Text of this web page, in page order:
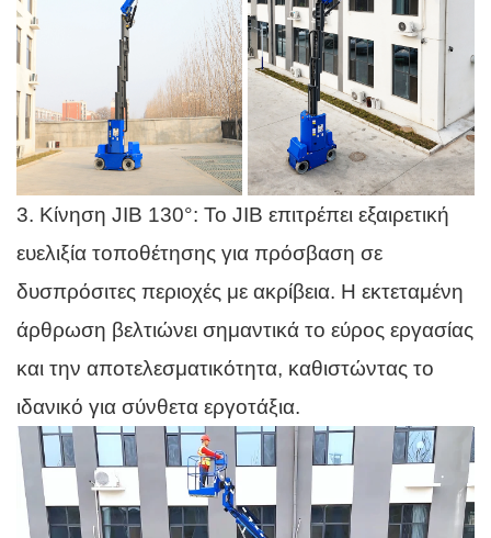
3. Κίνηση JIB 130°: Το JIB επιτρέπει εξαιρετική
ευελιξία τοποθέτησης για πρόσβαση σε
δυσπρόσιτες περιοχές με ακρίβεια. Η εκτεταμένη
άρθρωση βελτιώνει σημαντικά το εύρος εργασίας
και την αποτελεσματικότητα, καθιστώντας το
ιδανικό για σύνθετα εργοτάξια.